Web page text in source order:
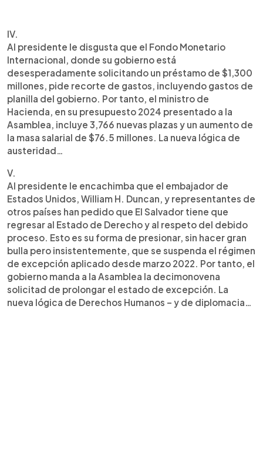
IV.
Al presidente le disgusta que el Fondo Monetario
Internacional, donde su gobierno está
desesperadamente solicitando un préstamo de $1,300
millones, pide recorte de gastos, incluyendo gastos de
planilla del gobierno. Por tanto, el ministro de
Hacienda, en su presupuesto 2024 presentado a la
Asamblea, incluye 3,766 nuevas plazas y un aumento de
la masa salarial de $76.5 millones. La nueva lógica de
austeridad…
V.
Al presidente le encachimba que el embajador de
Estados Unidos, William H. Duncan, y representantes de
otros países han pedido que El Salvador tiene que
regresar al Estado de Derecho y al respeto del debido
proceso. Esto es su forma de presionar, sin hacer gran
bulla pero insistentemente, que se suspenda el régimen
de excepción aplicado desde marzo 2022. Por tanto, el
gobierno manda a la Asamblea la decimonovena
solicitad de prolongar el estado de excepción. La
nueva lógica de Derechos Humanos – y de diplomacia…